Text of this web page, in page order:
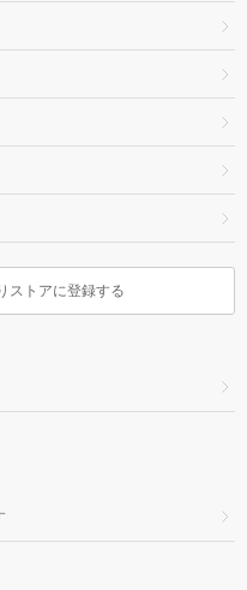
ストアに登録する